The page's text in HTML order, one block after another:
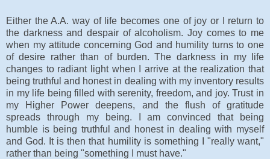
Either the A.A. way of life becomes one of joy or I return to
the darkness and despair of alcoholism. Joy comes to me
when my attitude concerning God and humility turns to one
of desire rather than of burden. The darkness in my life
changes to radiant light when I arrive at the realization that
being truthful and honest in dealing with my inventory results
in my life being filled with serenity, freedom, and joy. Trust in
my Higher Power deepens, and the flush of gratitude
spreads through my being. I am convinced that being
humble is being truthful and honest in dealing with myself
and God. It is then that humility is something I "really want,"
rather than being "something I must have."